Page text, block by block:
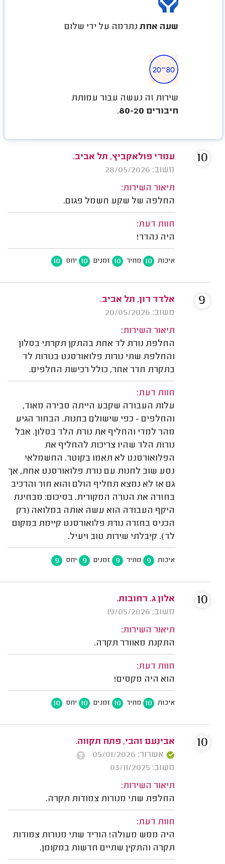
שעה אחת נתרמה על ידי שלום
שירות זה נעשה עבור עמותת
חיבורים 80-20
.
עמרי פולאקביץ, תל אביב.
משוב: 28/05/2026
תיאור השירות:
החלפה של שקע חשמל פגום.
חוות דעת:
היה נהדר!
איכות 10 מחיר 10 זמנים 10 יחס 10
10
אלדד רון, תל אביב.
משוב: 20/05/2026
תיאור השירות:
החלפת נורת לד אחת בהתקן תקרתי בסלון
והחלפת שתי נורות פלואורסנט בנורות לד
בתקרת חדר אחר, כולל רכישת החלפים.
חוות דעת:
עלות העבודה שקבע הייתה סבירה מאוד,
והחלפים - כפי שישולם בחנות. הבחור הגיע
מהר למדי והחליף את נורת הלד בסלון. אבל
נורות הלד שהיו צריכות להחליף את
הפלואורסנט לא תאמו בקוטר. החשמלאי
נסע שוב לחנות עם נורת פלואורסנט אחת, אך
גם אז לא נמצא תחליף הולם והוא חזר והרכיב
בחזרה את הנורה המקורית. בסיכום: מבחינת
היקף העבודה הוא עשה אותה במלואה (רק
הכניס בחזרה נורת פלואורסנט קיימת במקום
לד). קיבלתי שירות טוב ויעיל.
איכות 9 מחיר 9 זמנים 9 יחס 9
9
אלון ג. רחובות.
משוב: 19/05/2026
תיאור השירות:
התקנת מאוורר תקרה.
חוות דעת:
הוא היה מקסים!
איכות 10 מחיר 10 זמנים 10 יחס 10
10
אבינעם זהבי, פתח תקווה.
אשרור: 05/01/2026
משוב: 03/11/2025
תיאור השירות:
החלפת שתי מנורות צמודות תקרה.
חוות דעת:
היה ממש מעולה! הוריד שתי מנורות צמודות
תקרה והתקין שתיים חדשות במקומן.
10